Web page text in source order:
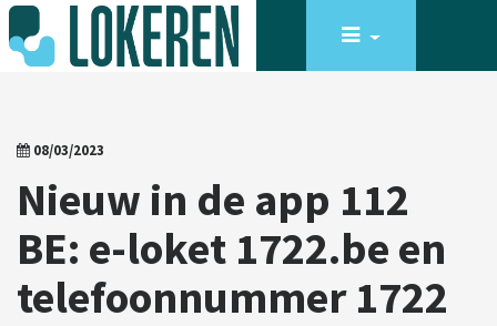
08/03/2023
Nieuw in de app 112
BE: e-loket 1722.be en
telefoonnummer 1722